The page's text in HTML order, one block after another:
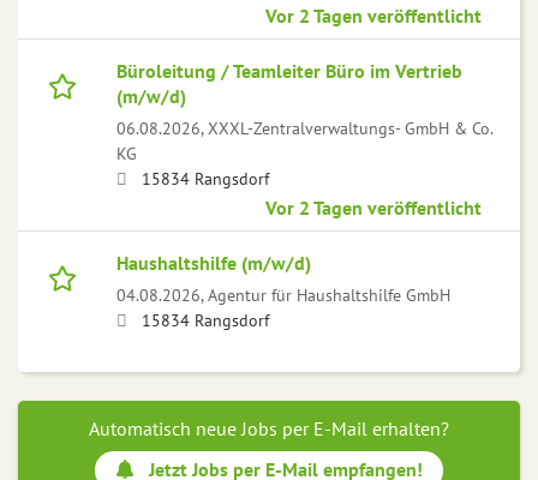
Vor 2 Tagen veröffentlicht
Büroleitung / Teamleiter Büro im Vertrieb
(m/w/d)
06.08.2026,XXXL-Zentralverwaltungs- GmbH & Co.
KG
15834 Rangsdorf
Vor 2 Tagen veröffentlicht
Haushaltshilfe (m/w/d)
04.08.2026,Agentur für Haushaltshilfe GmbH
15834 Rangsdorf
Automatisch neue Jobs per E-Mail erhalten?
Jetzt Jobs per E-Mail empfangen!